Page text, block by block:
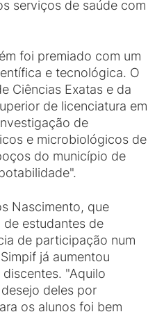
serviços de saúde com
foi premiado com um
e tecnológica. O
Ciências Exatas e da
de licenciatura em
de
e microbiológicos de
do município de
Nascimento, que
estudantes de
de participação num
já aumentou
"Aquilo
deles por
os alunos foi bem